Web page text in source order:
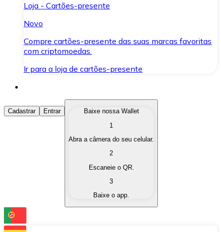
Loja - Cartões-presente
Novo
Compre cartões-presente das suas marcas favoritas
com criptomoedas.
Ir para a loja de cartões-presente
Comprar Criptomoedas
Compre as criptomoedas de seu interesse de forma
Converta suas criptomoedas em moeda fiduciária
Troque uma criptomoeda por outra
Cadastrar Entrar
Baixe nossa Wallet
1
Abra a câmera do seu celular.
2
Escaneie o QR.
3
Baixe o app.